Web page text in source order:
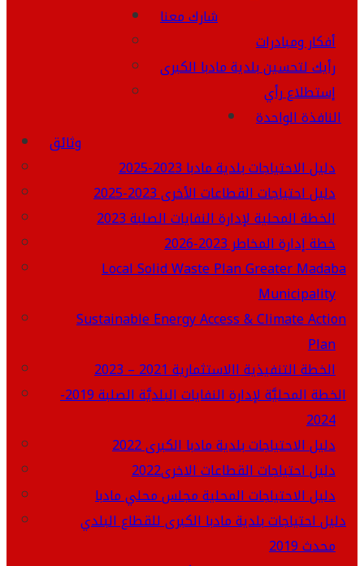
شارك معنا
أفكار ومبادرات
رأيك لتحسين بلدية مادبا الكبرى
إستطلاع رأي
النافذة الواحدة
وثائق
دليل الاحتياجات بلدية مادبا 2023-2025
دليل احتياجات القطاعات الأخرى 2023-2025
الخطة المحلية لإدارة النفايات الصلبة 2023
خطة إدارة المخاطر 2023-2026
Local Solid Waste Plan Greater Madaba
Municipality
Sustainable Energy Access & Climate Action
Plan
الخطة التنفيذية االاستثمارية 2021 – 2023
الخطة المحليَّة لإدارة النفايات البلديَّة الصلبة 2019-
2024
دليل الاحتياجات بلدية مادبا الكبرى 2022
دليل احتياجات القطاعات الاخرى2022
دليل الاحتياجات المحلية مجلس محلي مادبا
دليل احتياجات بلدية مادبا الكبرى للقطاع البلدي
محدث 2019